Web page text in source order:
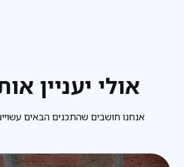
אולי יעניין
אנחנו חושבים שהתכנים הבאים